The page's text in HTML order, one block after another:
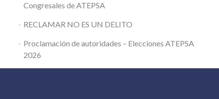
Congresales de ATEPSA
RECLAMAR NO ES UN DELITO
Proclamación de autoridades – Elecciones ATEPSA
2026